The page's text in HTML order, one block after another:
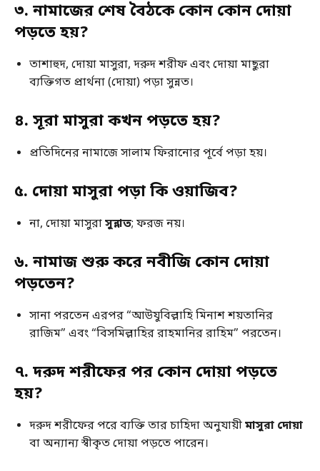
৩. নামাজের শেষ বৈঠকে কোন কোন দোয়া
পড়তে হয়?
তাশাহুদ, দোয়া মাসুরা, দরুদ শরীফ এবং দোয়া মাছুরা
ব্যক্তিগত প্রার্থনা (দোয়া) পড়া সুন্নত।
৪. সূরা মাসুরা কখন পড়তে হয়?
প্রতিদিনের নামাজে সালাম ফিরানোর পূর্বে পড়া হয়।
৫. দোয়া মাসুরা পড়া কি ওয়াজিব?
না, দোয়া মাসুরাসুন্নাত; ফরজ নয়।
৬. নামাজ শুরু করে নবীজি কোন দোয়া
পড়তেন?
সানা পরতেন এরপর “আউযুবিল্লাহি মিনাশ শয়তানির
রাজিম” এবং “বিসমিল্লাহির রাহমানির রাহিম” পরতেন।
৭. দরুদ শরীফের পর কোন দোয়া পড়তে
হয়?
দরুদ শরীফের পরে ব্যক্তি তার চাহিদা অনুযায়ীমাসুরা দোয়া
বা অন্যান্য স্বীকৃত দোয়া পড়তে পারেন।